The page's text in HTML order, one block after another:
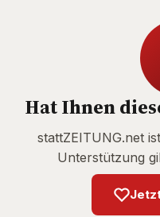
Hat Ihnen
stattZEITUNG.net
Unterstützung